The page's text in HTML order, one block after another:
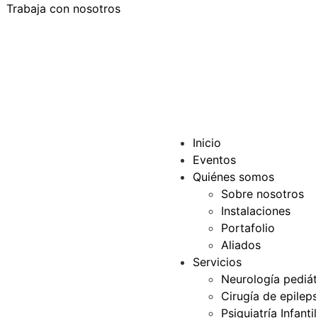
Trabaja con nosotros
Inicio
Eventos
Quiénes somos
Sobre nosotros
Instalaciones
Portafolio
Aliados
Servicios
Neurología
Cirugía de
Psiquiatría Infantil